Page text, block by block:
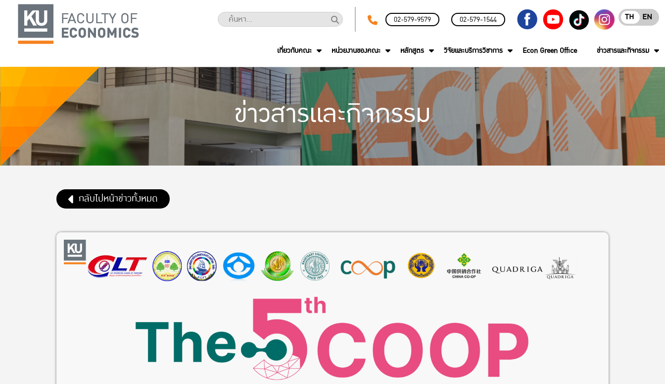
02-579-9579 02-579-1544 EN
TH
เกี่ยวกับคณะ หน่วยงานของคณะ หลักสูตร วิจัยและบริการวิชาการ Econ Green Office ข่าวสารและกิจกรรม
ข่าวสารและกิจกรรม
กลับไปหน้าข่าวทั้งหมด